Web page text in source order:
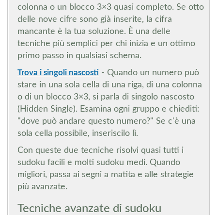
colonna o un blocco 3×3 quasi completo. Se otto
delle nove cifre sono già inserite, la cifra
mancante è la tua soluzione. È una delle
tecniche più semplici per chi inizia e un ottimo
primo passo in qualsiasi schema.
Trova i singoli nascosti - Quando un numero può
stare in una sola cella di una riga, di una colonna
o di un blocco 3×3, si parla di singolo nascosto
(Hidden Single). Esamina ogni gruppo e chiediti:
"dove può andare questo numero?" Se c'è una
sola cella possibile, inseriscilo lì.
Con queste due tecniche risolvi quasi tutti i
sudoku facili e molti sudoku medi. Quando
migliori, passa ai segni a matita e alle strategie
più avanzate.
Tecniche avanzate di sudoku